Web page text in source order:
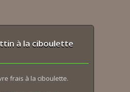
à la ciboulette
frais à la ciboulette.